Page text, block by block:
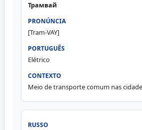
Трамвай
[Tram-VAY]
Elétrico
Meio de transporte comum nas